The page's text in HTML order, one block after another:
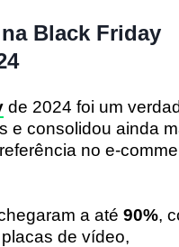
Black Friday
de 2024 foi um
e consolidou ainda
no e-
a até 90%,
de vídeo,